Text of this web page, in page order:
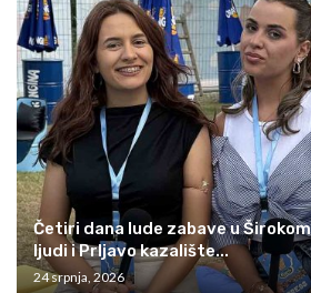
Četiri dana lude zabave u
ljudi i Prljavo kazalište...
24 srpnja, 2026